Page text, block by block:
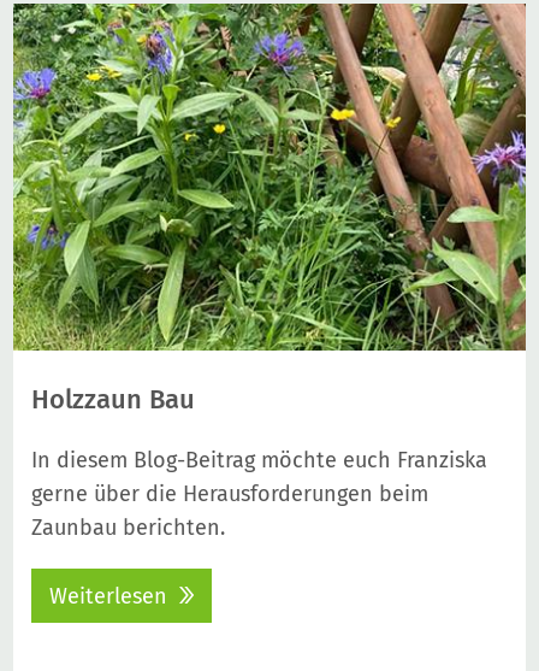
Holzzaun Bau
In diesem Blog-Beitrag möchte euch Franziska
gerne über die Herausforderungen beim
Zaunbau berichten.
Weiterlesen